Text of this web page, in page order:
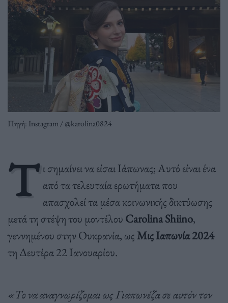
Πηγή: Instagram / @karolina0824
Τ ι σημαίνει να είσαι Ιάπωνας; Αυτό είναι ένα
από τα τελευταία ερωτήματα που
απασχολεί τα μέσα κοινωνικής δικτύωσης
μετά τη στέψη του μοντέλου Carolina Shiino,
γεννημένου στην Ουκρανία, ωςΜις Ιαπωνία 2024
τη Δευτέρα 22 Ιανουαρίου.
«Το να αναγνωρίζομαι ως Γιαπωνέζα σε αυτόν τον